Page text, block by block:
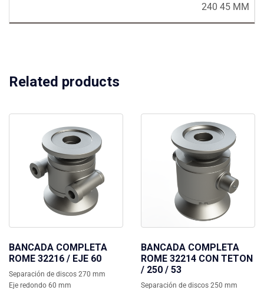
240 45 MM
Related products
BANCADA COMPLETA
ROME 32216 / EJE 60
Separación de discos 270 mm
Eje redondo 60 mm
BANCADA COMPLETA
ROME 32214 CON TETON
/ 250 / 53
Separación de discos 250 mm